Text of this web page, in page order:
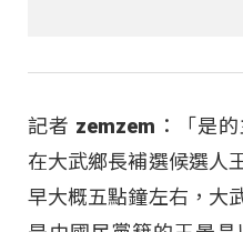
記者 zemzem：「是
在大武鄉長補選候選人
早大概五點鐘左右，大